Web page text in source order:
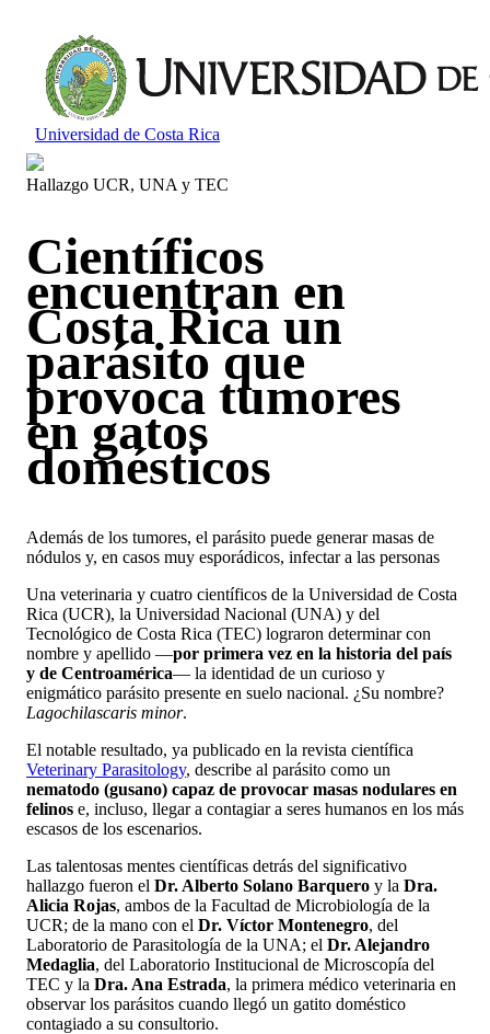
Universidad de Costa Rica
Hallazgo UCR, UNA y TEC
Científicos
encuentran en
Costa Rica un
parásito que
provoca tumores
en gatos
domésticos
Además de los tumores, el parásito puede generar masas de
nódulos y, en casos muy esporádicos, infectar a las personas
Una veterinaria y cuatro científicos de la Universidad de Costa
Rica (UCR), la Universidad Nacional (UNA) y del
Tecnológico de Costa Rica (TEC) lograron determinar con
nombre y apellido —por primera vez en la historia del país
y de Centroamérica— la identidad de un curioso y
enigmático parásito presente en suelo nacional. ¿Su nombre?
Lagochilascaris minor.
El notable resultado, ya publicado en la revista científica
Veterinary Parasitology, describe al parásito como un
nematodo (gusano) capaz de provocar masas nodulares en
felinos e, incluso, llegar a contagiar a seres humanos en los más
escasos de los escenarios.
Las talentosas mentes científicas detrás del significativo
hallazgo fueron el Dr. Alberto Solano Barquero y la Dra.
Alicia Rojas, ambos de la Facultad de Microbiología de la
UCR; de la mano con el Dr. Víctor Montenegro, del
Laboratorio de Parasitología de la UNA; el Dr. Alejandro
Medaglia, del Laboratorio Institucional de Microscopía del
TEC y la Dra. Ana Estrada, la primera médico veterinaria en
observar los parásitos cuando llegó un gatito doméstico
contagiado a su consultorio.